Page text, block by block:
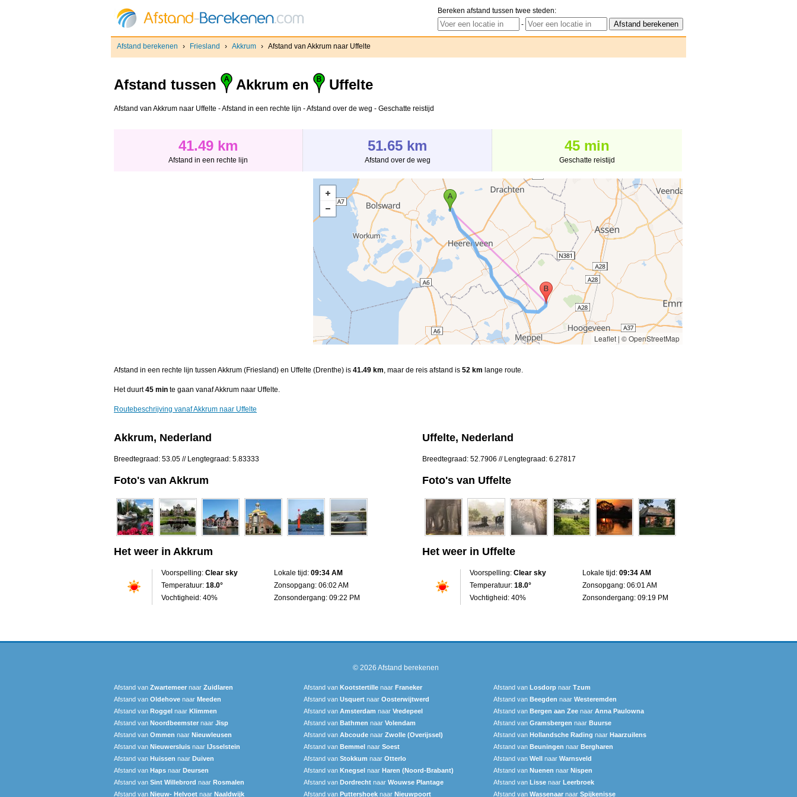
Bereken afstand tussen twee steden:
-
Afstand berekenen › Friesland › Akkrum › Afstand van Akkrum naar Uffelte
Afstand tussen Akkrum en Uffelte
Afstand van Akkrum naar Uffelte - Afstand in een rechte lijn - Afstand over de weg - Geschatte reistijd
41.49 km
Afstand in een rechte lijn
51.65 km
Afstand over de weg
45 min
Geschatte reistijd
Leaflet | © OpenStreetMap
Afstand in een rechte lijn tussen Akkrum (Friesland) en Uffelte (Drenthe) is 41.49 km, maar de reis afstand is 52 km lange route.
Het duurt45 min te gaan vanaf Akkrum naar Uffelte.
Routebeschrijving vanaf Akkrum naar Uffelte
Akkrum, Nederland
Breedtegraad: 53.05 // Lengtegraad: 5.83333
Foto's van Akkrum
Het weer in Akkrum
Voorspelling: Clear sky
Temperatuur: 18.0°
Vochtigheid: 40%
Lokale tijd: 09:34 AM
Zonsopgang: 06:02 AM
Zonsondergang: 09:22 PM
Uffelte, Nederland
Breedtegraad: 52.7906 // Lengtegraad: 6.27817
Foto's van Uffelte
Het weer in Uffelte
Voorspelling: Clear sky
Temperatuur: 18.0°
Vochtigheid: 40%
Lokale tijd: 09:34 AM
Zonsopgang: 06:01 AM
Zonsondergang: 09:19 PM
© 2026 Afstand berekenen
Afstand van Zwartemeer naar Zuidlaren Afstand van Kootstertille naar Franeker Afstand van Losdorp naar Tzum
Afstand van Oldehove naar Meeden Afstand van Usquert naar Oosterwijtwerd Afstand van Beegden naar Westeremden
Afstand van Roggel naar Klimmen Afstand van Amsterdam naar Vredepeel Afstand van Bergen aan Zee naar Anna Paulowna
Afstand van Noordbeemster naar Jisp Afstand van Bathmen naar Volendam Afstand van Gramsbergen naar Buurse
Afstand van Ommen naar Nieuwleusen Afstand van Abcoude naar Zwolle (Overijssel) Afstand van Hollandsche Rading naar Haarzuilens
Afstand van Nieuwersluis naar IJsselstein Afstand van Bemmel naar Soest Afstand van Beuningen naar Bergharen
Afstand van Huissen naar Duiven Afstand van Stokkum naar Otterlo Afstand van Well naar Warnsveld
Afstand van Haps naar Deursen Afstand van Knegsel naar Haren (Noord-Brabant) Afstand van Nuenen naar Nispen
Afstand van Sint Willebrord naar Rosmalen Afstand van Dordrecht naar Wouwse Plantage Afstand van Lisse naar Leerbroek
Afstand van Nieuw- Helvoet naar Naaldwijk Afstand van Puttershoek naar Nieuwpoort Afstand van Wassenaar naar Spijkenisse